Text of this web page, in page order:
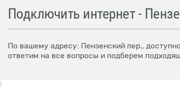
Подключить интернет -
По вашему адресу: Пензенский пер.,
ответим на все вопросы и подберем